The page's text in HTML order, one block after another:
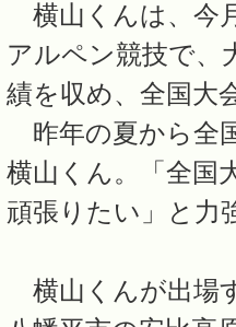
横山くんは、今
アルペン競技で、
績を収め、全国大
昨年の夏から全
横山くん。「全国
頑張りたい」と力
横山くんが出場